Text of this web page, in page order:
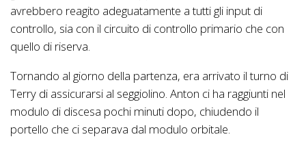
avrebbero reagito adeguatamente a tutti gli input di
controllo, sia con il circuito di controllo primario che con
quello di riserva.
Tornando al giorno della partenza, era arrivato il turno di
Terry di assicurarsi al seggiolino. Anton ci ha raggiunti nel
modulo di discesa pochi minuti dopo, chiudendo il
portello che ci separava dal modulo orbitale.